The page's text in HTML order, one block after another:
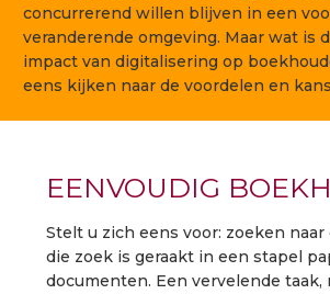
concurrerend willen blijven in een
veranderende omgeving. Maar wat is
impact van digitalisering op
eens kijken naar de voordelen en
EENVOUDIG
Stelt u zich eens voor: zoeken
die zoek is geraakt in een stapel
documenten. Een vervelende taak,